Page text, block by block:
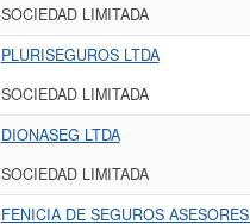
SOCIEDAD LIMITADA
PLURISEGUROS LTDA
SOCIEDAD LIMITADA
DIONASEG LTDA
SOCIEDAD LIMITADA
FENICIA DE SEGUROS